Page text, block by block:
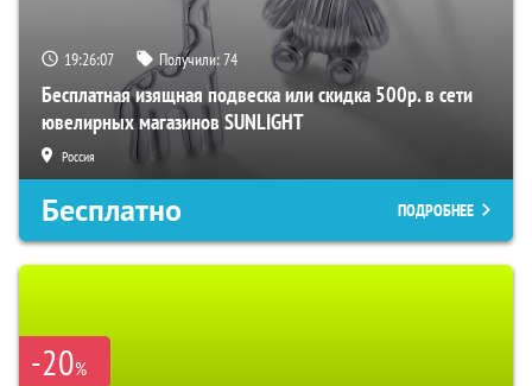
19:26:06 Получили:74
Бесплатная изящная подвеска или скидка 500р. в сети
ювелирных магазинов SUNLIGHT
Россия
Бесплатно ПОДРОБНЕЕ
-20%